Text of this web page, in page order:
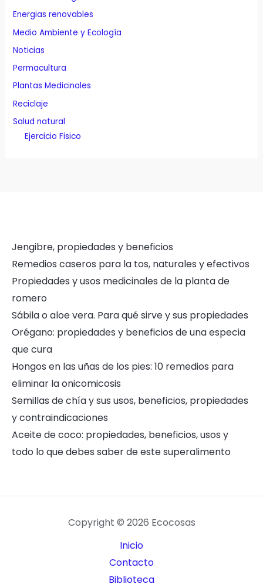
Energias renovables
Medio Ambiente y Ecología
Noticias
Permacultura
Plantas Medicinales
Reciclaje
Salud natural
Ejercicio Fisico
Jengibre, propiedades y beneficios
Remedios caseros para la tos, naturales y efectivos
Propiedades y usos medicinales de la planta de
romero
Sábila o aloe vera. Para qué sirve y sus propiedades
Orégano: propiedades y beneficios de una especia
que cura
Hongos en las uñas de los pies: 10 remedios para
eliminar la onicomicosis
Semillas de chía y sus usos, beneficios, propiedades
y contraindicaciones
Aceite de coco: propiedades, beneficios, usos y
todo lo que debes saber de este superalimento
Copyright © 2026 Ecocosas
Inicio
Contacto
Biblioteca